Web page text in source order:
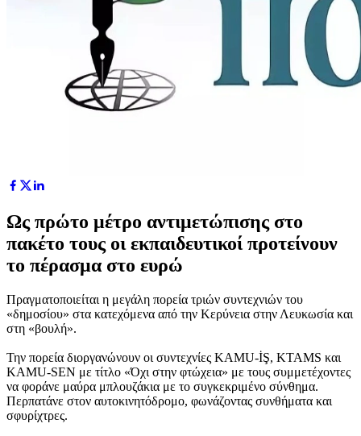
Ως πρώτο μέτρο αντιμετώπισης στο
πακέτο τους οι εκπαιδευτικοί προτείνουν
το πέρασμα στο ευρώ
Πραγματοποιείται η μεγάλη πορεία τριών συντεχνιών του
«δημοσίου» στα κατεχόμενα από την Κερύνεια στην Λευκωσία και
στη «βουλή».
Την πορεία διοργανώνουν οι συντεχνίες KAMU-İŞ, KTAMS και
KAMU-SEN με τίτλο «Όχι στην φτώχεια» με τους συμμετέχοντες
να φοράνε μαύρα μπλουζάκια με το συγκεκριμένο σύνθημα.
Περπατάνε στον αυτοκινητόδρομο, φωνάζοντας συνθήματα και
σφυρίχτρες.